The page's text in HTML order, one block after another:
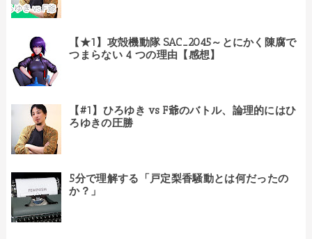
【★1】攻殻機動隊 SAC_2045～とにかく陳腐で
つまらない 4 つの理由【感想】
【#1】ひろゆき vs F爺のバトル、論理的にはひ
ろゆきの圧勝
5分で理解する「戸定梨香騒動とは何だったの
か？」